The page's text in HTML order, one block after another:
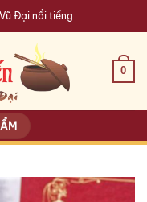
Đại nổi tiếng
0